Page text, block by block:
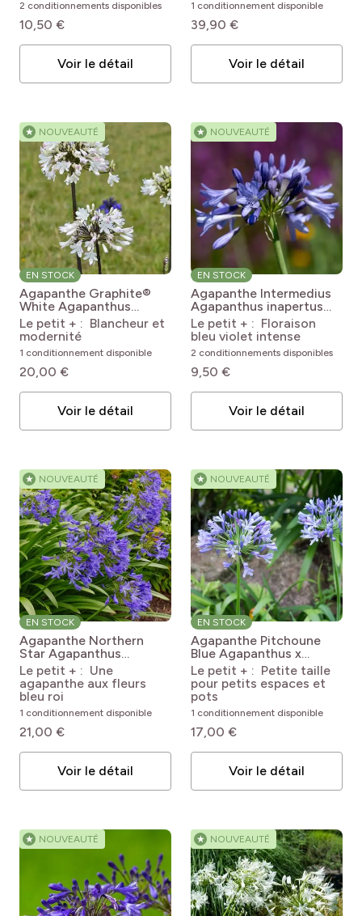
Serre
2 conditionnements disponibles
10,50 €
Voir le détail
1 conditionnement disponible
39,90 €
Voir le détail
★ NOUVEAUTÉ
EN STOCK
Agapanthe Graphite®
White Agapanthus
Graphite® White 'TURK3'
Le petit + : Blancheur et
modernité
1 conditionnement disponible
20,00 €
Voir le détail
★ NOUVEAUTÉ
EN STOCK
Agapanthe Intermedius
Agapanthus inapertus
Intermedius
Le petit + : Floraison
bleu violet intense
2 conditionnements disponibles
9,50 €
Voir le détail
★ NOUVEAUTÉ
EN STOCK
Agapanthe Northern
Star Agapanthus
Northern Star
Le petit + : Une
agapanthe aux fleurs
bleu roi
1 conditionnement disponible
21,00 €
Voir le détail
★ NOUVEAUTÉ
EN STOCK
Agapanthe Pitchoune
Blue Agapanthus x
africanus 'Scrarey09'
Pitchoune® Blue
Le petit + : Petite taille
pour petits espaces et
pots
1 conditionnement disponible
17,00 €
Voir le détail
★ NOUVEAUTÉ ★ NOUVEAUTÉ